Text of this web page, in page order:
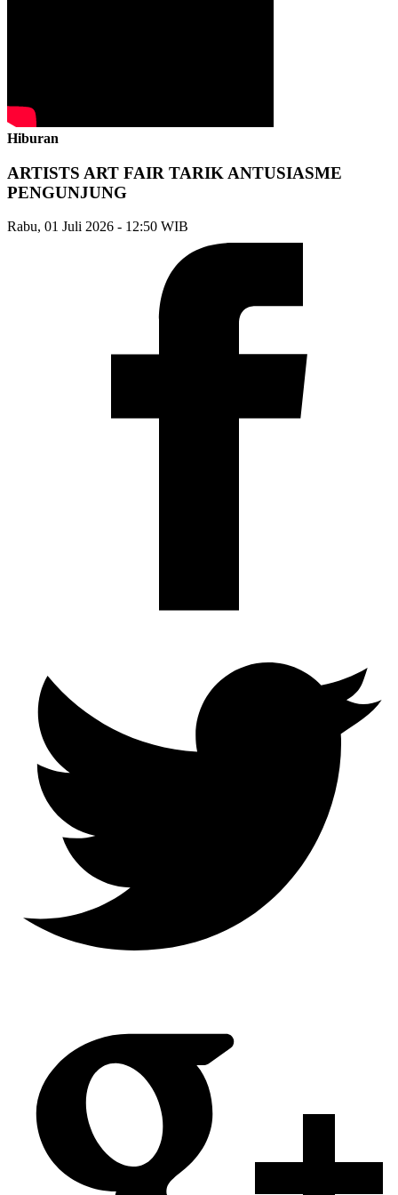
Hiburan
ARTISTS ART FAIR TARIK ANTUSIASME
PENGUNJUNG
Rabu, 01 Juli 2026 - 12:50 WIB